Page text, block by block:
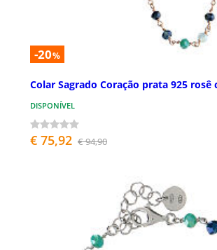
-20%
Colar Sagrado Coração prata 925
DISPONÍVEL
€ 75,92 € 94,90